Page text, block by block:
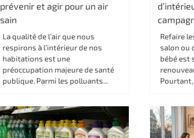
prévenir et agir pour un air
sain
La qualité de l’air que nous
respirons à l’intérieur de nos
habitations est une
préoccupation majeure de santé
publique. Parmi les polluants...
Refaire
salon ou
bébé est